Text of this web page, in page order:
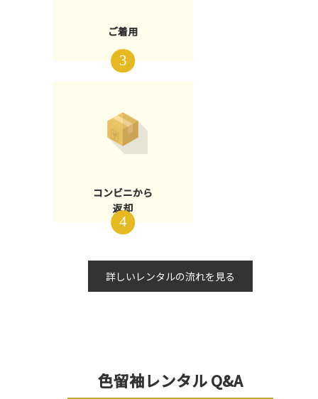
ご着用
コンビニから
返却
詳しいレンタルの流れを見る
色留袖レンタル Q&A